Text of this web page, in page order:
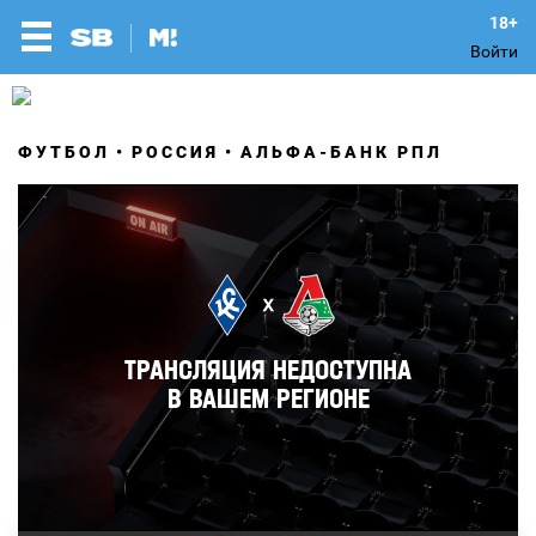
Войти
ФУТБОЛ РОССИЯ АЛЬФА-БАНК РПЛ